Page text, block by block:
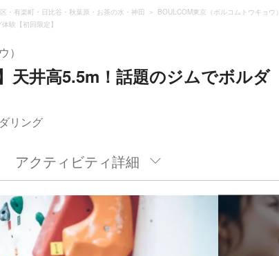
・有楽町・日比谷・秋葉原・お茶の水・神田
BOULCOM東京（ボルコムトウキョウ）
験【初回限定】
）
天井高5.5m！話題のジムでボルダ
リング
アクティビティ詳細